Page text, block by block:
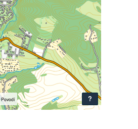
Povodí ?